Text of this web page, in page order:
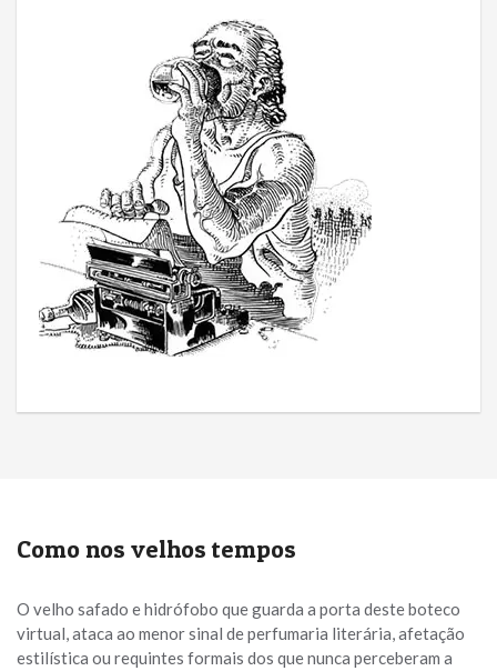
Como nos velhos tempos
O velho safado e hidrófobo que guarda a porta deste boteco
virtual, ataca ao menor sinal de perfumaria literária, afetação
estilística ou requintes formais dos que nunca perceberam a